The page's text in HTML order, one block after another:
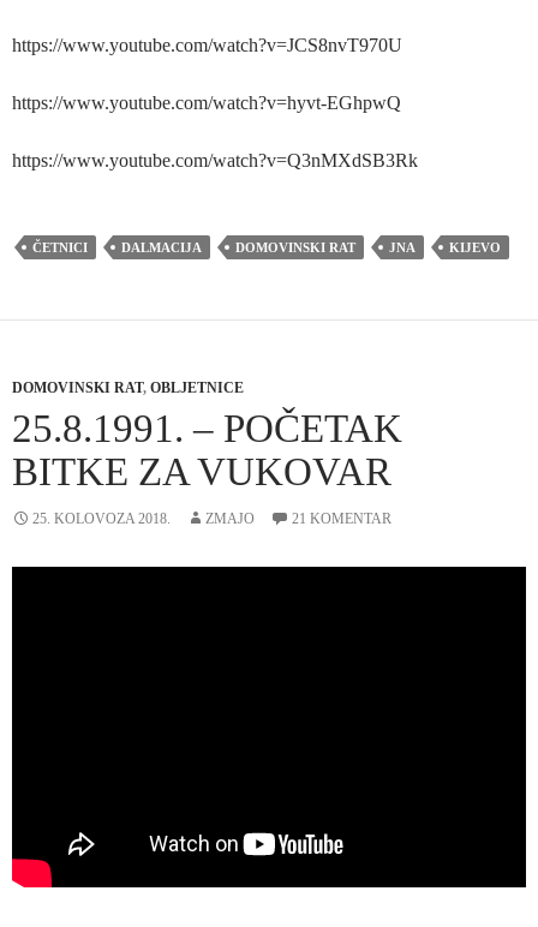
https://www.youtube.com/watch?v=JCS8nvT970U
https://www.youtube.com/watch?v=hyvt-EGhpwQ
https://www.youtube.com/watch?v=Q3nMXdSB3Rk
ČETNICI DALMACIJA DOMOVINSKI RAT JNA KIJEVO
DOMOVINSKI RAT, OBLJETNICE
25.8.1991. – POČETAK
BITKE ZA VUKOVAR
25. KOLOVOZA 2018. ZMAJO 21 KOMENTAR